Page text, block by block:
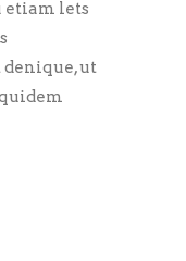
etiam lets
denique, ut